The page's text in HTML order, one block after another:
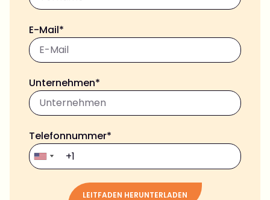
E-Mail*
Unternehmen*
Telefonnummer*
LEITFADEN HERUNTERLADEN